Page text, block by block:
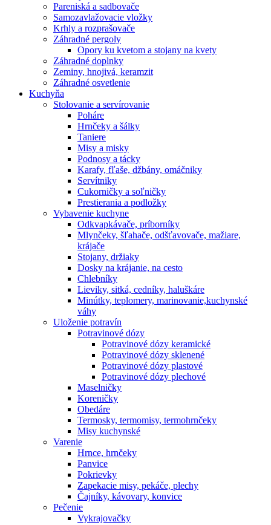
Pareniská a sadbovače
Samozavlažovacie vložky
Krhly a rozprašovače
Záhradné pergoly
Opory ku kvetom a stojany na kvety
Záhradné doplnky
Zeminy, hnojivá, keramzit
Záhradné osvetlenie
Kuchyňa
Stolovanie a servírovanie
Poháre
Hrnčeky a šálky
Taniere
Misy a misky
Podnosy a tácky
Karafy, fľaše, džbány, omáčniky
Servítniky
Cukorničky a soľničky
Prestierania a podložky
Vybavenie kuchyne
Odkvapkávače, príborníky
Mlynčeky, šľahače, odšťavovače, mažiare,
krájače
Stojany, držiaky
Dosky na krájanie, na cesto
Chlebníky
Lieviky, sitká, cedníky, haluškáre
Minútky, teplomery, marinovanie,kuchynské
váhy
Uloženie potravín
Potravinové dózy
Potravinové dózy keramické
Potravinové dózy sklenené
Potravinové dózy plastové
Potravinové dózy plechové
Maselničky
Koreničky
Obedáre
Termosky, termomisy, termohrnčeky
Misy kuchynské
Varenie
Hrnce, hrnčeky
Panvice
Pokrievky
Zapekacie misy, pekáče, plechy
Čajníky, kávovary, konvice
Pečenie
Vykrajovačky